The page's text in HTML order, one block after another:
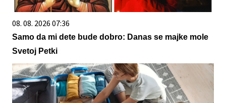
08. 08. 2026 07:36
Samo da mi dete bude dobro: Danas se majke mole
Svetoj Petki